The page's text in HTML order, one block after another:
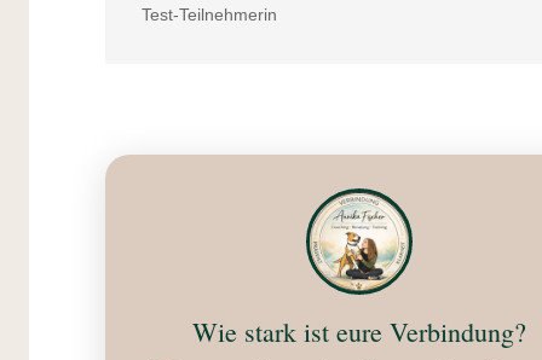
Test-Teilnehmerin
Wie stark ist eure Verbindung?